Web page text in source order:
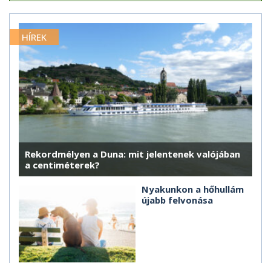
HÍREK
Rekordmélyen a Duna: mit jelentenek valójában
a centiméterek?
Nyakunkon a hőhullám
újabb felvonása